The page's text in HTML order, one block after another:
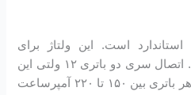
استاندارد است. این ولتاژ برای
موتورهای بزرگ ضروری است. اتصال سری دو باتری ۱۲ ولتی این
ولتاژ را ایجاد می‌کند. ظرفیت هر باتری بین ۱۵۰ تا ۲۲۰ آمپرساعت